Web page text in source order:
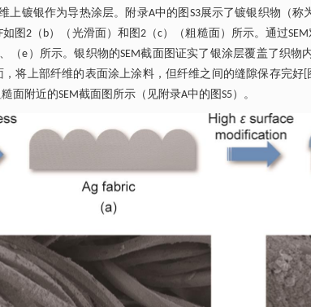
镀银作为导热涂层。附录A中的图S3展示了镀银织物（称
图2（b）（光滑面）和图2（c）（粗糙面）所示。通过
（e）所示。银织物的SEM截面图证实了银涂层覆盖了织物
，将上部纤维的表面涂上涂料，但纤维之间的缝隙保存完
面附近的SEM截面图所示（见附录A中的图S5）。